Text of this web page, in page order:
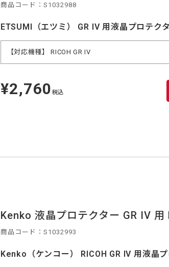
商品コード：S1032988
ETSUMI（エツミ） GR IV 用液晶プロテク
【対応機種】 RICOH GR IV
定
価
¥2,760 税込
Kenko 液晶プロテクター GR IV 用
商品コード：S1032993
Kenko（ケンコー） RICOH GR IV 用液晶